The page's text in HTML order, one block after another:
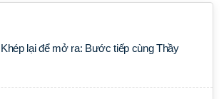
Khép lại để mở ra: Bước tiếp cùng Thầy